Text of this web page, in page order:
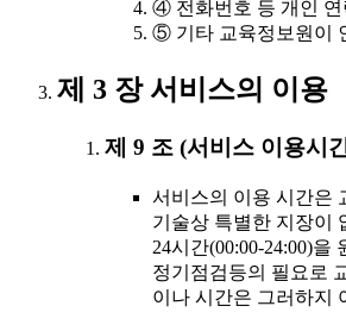
④ 전화번호 등 개인 연
⑤ 기타 교육정보원이
제 3 장 서비스의 이용
제 9 조 (서비스 이용시
서비스의 이용 시간은
기술상 특별한 지장이
24시간(00:00-24:00)을
정기점검등의 필요로
이나 시간은 그러하지